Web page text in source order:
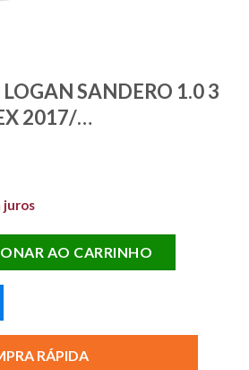
SANDERO 1.0 3
2017/…
juros
AO CARRINHO
RÁPIDA